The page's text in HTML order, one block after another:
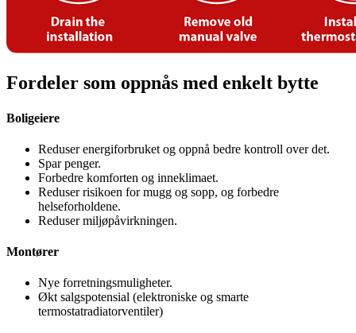
Fordeler som oppnås med enkelt bytte
Boligeiere
Reduser energiforbruket og oppnå bedre kontroll over det.
Spar penger.
Forbedre komforten og inneklimaet.
Reduser risikoen for mugg og sopp, og forbedre
helseforholdene.
Reduser miljøpåvirkningen.
Montører
Nye forretningsmuligheter.
Økt salgspotensial (elektroniske og smarte
termostatradiatorventiler)